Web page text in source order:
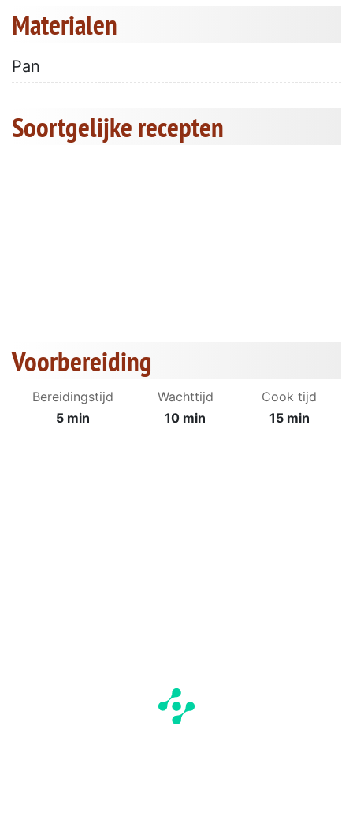
Materialen
Pan
Soortgelijke recepten
Voorbereiding
Bereidingstijd
5 min
Wachttijd
10 min
Cook tijd
15 min